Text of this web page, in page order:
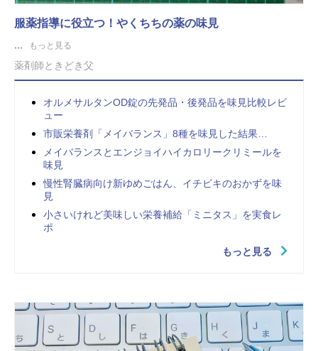
服薬指導に役立つ！やくちちの薬の味見
もっと見る
薬剤師ときどき父
オルメサルタンOD錠の先発品・後発品を味見比較レビ
ュー
市販栄養剤「メイバランス」8種を味見した結果…
メイバランスとエンジョイハイカロリークリミールを
味見
慢性腎臓病向け新ゆめごはん、イチビキのおかずを味
見
小さいけれど美味しい栄養補給「ミニタス」を実食レ
ポ
もっと見る